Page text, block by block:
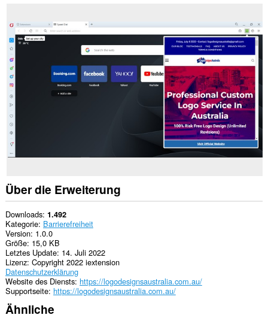
Über die Erweiterung
Downloads 1.492
Kategorie Barrierefreiheit
Version 1.0.0
Größe 15,0 KB
Letztes Update 14. Juli 2022
Lizenz Copyright 2022 iextension
Datenschutzerklärung
Website des Diensts https://logodesignsaustralia.com.au/
Supportseite https://logodesignsaustralia.com.au/
Ähnliche